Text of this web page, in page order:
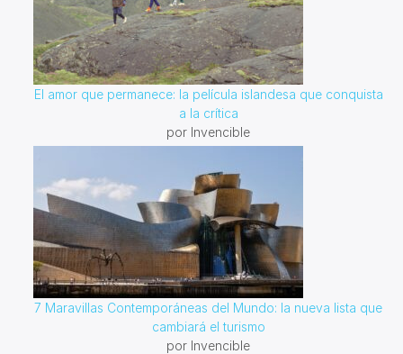
El amor que permanece: la película islandesa que conquista
a la crítica
por Invencible
7 Maravillas Contemporáneas del Mundo: la nueva lista que
cambiará el turismo
por Invencible